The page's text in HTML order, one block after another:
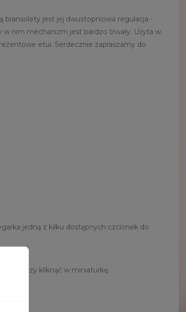
bransolety jest jej dwustopniowa regulacja -
nim mechanizm jest bardzo trwały. Użyta w
etui. Serdecznie zapraszamy do
jedną z kilku dostępnych czcionek do
kliknąć w miniaturkę.